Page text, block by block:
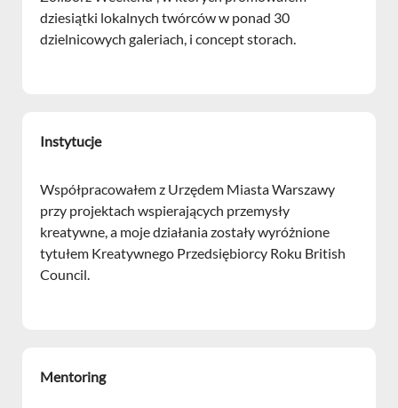
dziesiątki lokalnych twórców w ponad 30
dzielnicowych galeriach, i concept storach.
Instytucje
Współpracowałem z Urzędem Miasta Warszawy
przy projektach wspierających przemysły
kreatywne, a moje działania zostały wyróżnione
tytułem Kreatywnego Przedsiębiorcy Roku British
Council.
Mentoring